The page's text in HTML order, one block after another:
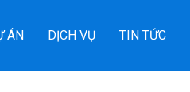
ÁN DỊCH VỤ TIN TỨC